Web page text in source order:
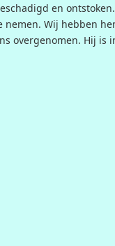
en
nemen. Wij hebben
overgenomen. Hij is